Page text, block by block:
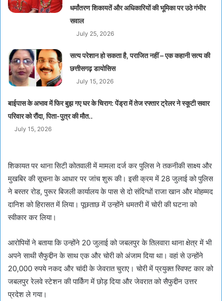
धर्मांतरण शिकायतें और अधिकारियों की भूमिका पर उठे गंभीर
सवाल
July 25, 2026
सत्य परेशान हो सकता है, पराजित नहीं – एक कहानी सत्य की
छत्तीसगढ़ डायोसिस
July 15, 2026
बाईपास के अभाव में फिर बुझ गए घर के चिराग: पेंड्रा में तेज रफ्तार ट्रेलर ने स्कूटी सवार
परिवार को रौंदा, पिता-पुत्र की मौत..
July 15, 2026
शिकायत पर थाना सिटी कोतवाली में मामला दर्ज कर पुलिस ने तकनीकी साक्ष्य और
मुखबिर की सूचना के आधार पर जांच शुरू की। इसी क्रम में 28 जुलाई को पुलिस
ने बस्तर रोड, पुरूर बिजली कार्यालय के पास से दो संदिग्धों राजा खान और मोहम्मद
दानिश को हिरासत में लिया। पूछताछ में उन्होंने धमतरी में चोरी की घटना को
स्वीकार कर लिया।
आरोपियों ने बताया कि उन्होंने 20 जुलाई को जबलपुर के तिलवारा थाना क्षेत्र में भी
अपने साथी सैफुद्दीन के साथ एक और चोरी को अंजाम दिया था। वहां से उन्होंने
20,000 रुपये नकद और चांदी के जेवरात चुराए। चोरी में प्रयुक्त स्विफ्ट कार को
जबलपुर रेलवे स्टेशन की पार्किंग में छोड़ दिया और जेवरात को सैफुद्दीन उत्तर
प्रदेश ले गया।